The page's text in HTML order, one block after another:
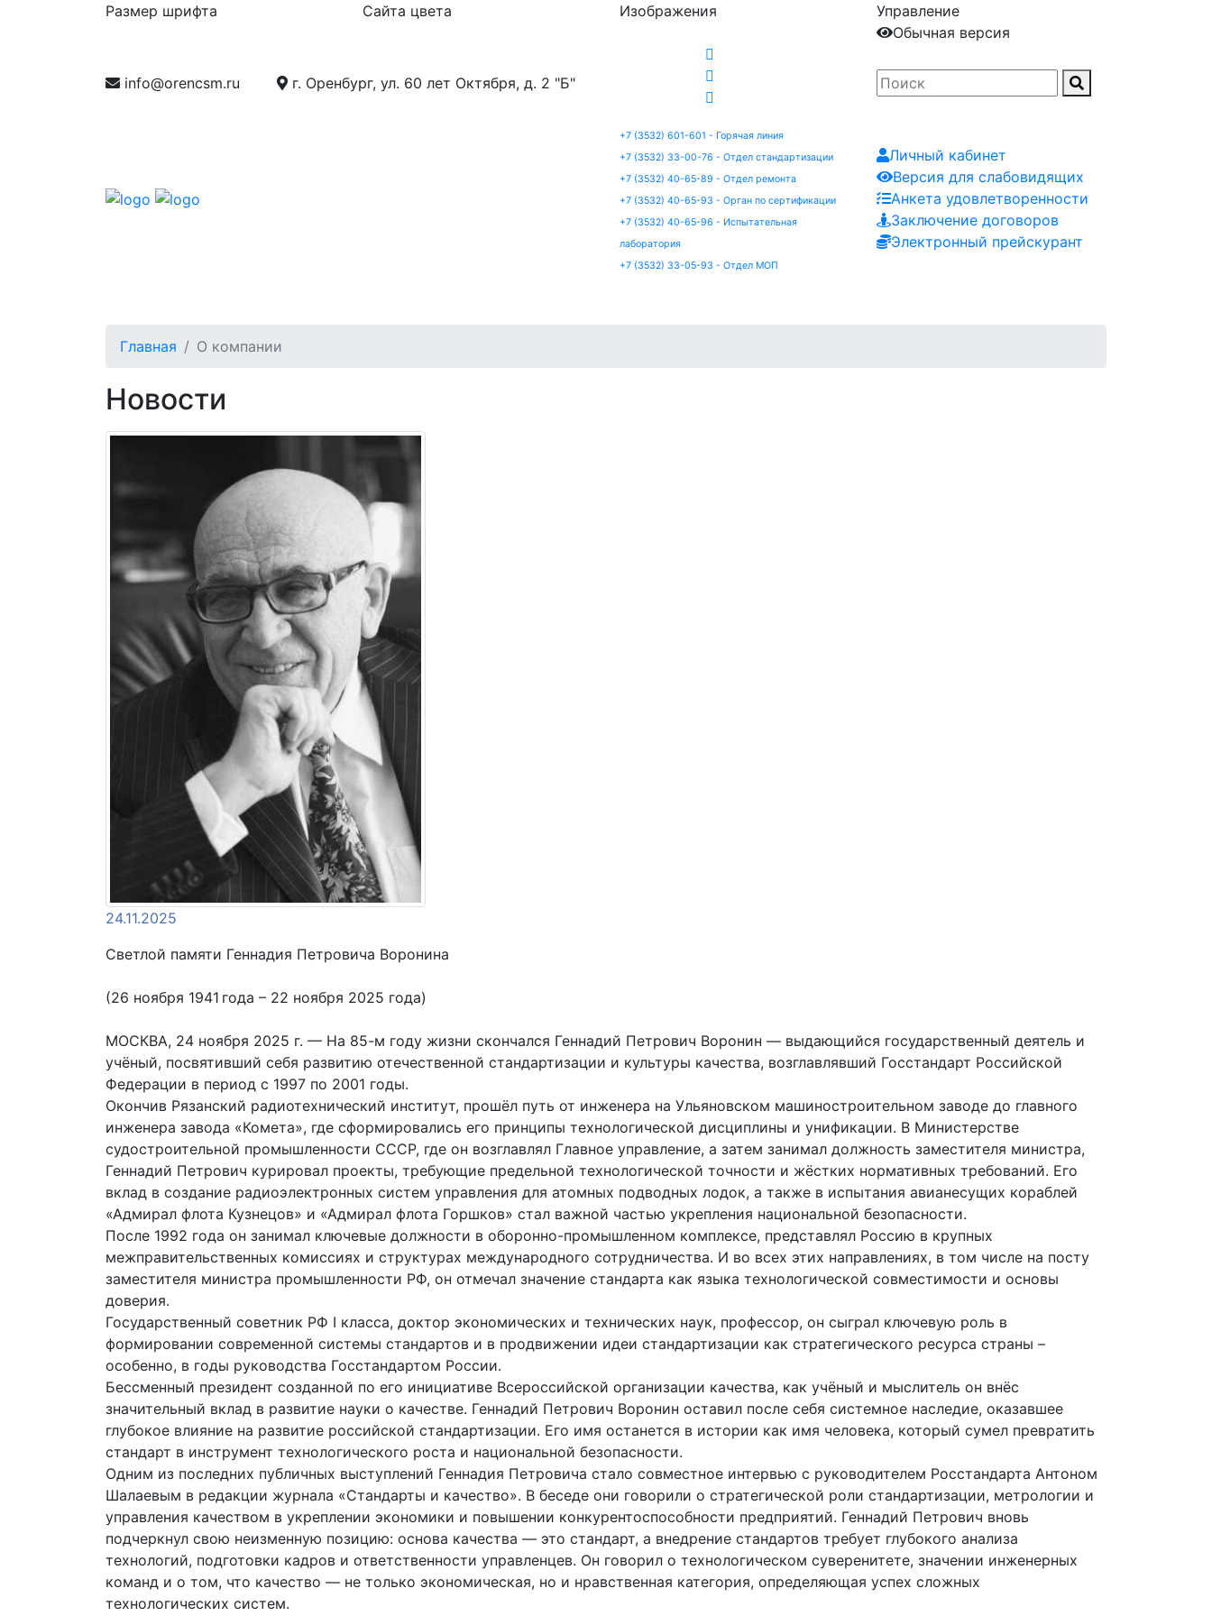
Размер шрифта Сайта цвета Изображения
Управление
Обычная версия
info@orencsm.ru г. Оренбург, ул. 60 лет Октября, д. 2 "Б"
+7 (3532) 601-601 - Горячая линия
+7 (3532) 33-00-76 - Отдел стандартизации
+7 (3532) 40-65-89 - Отдел ремонта
+7 (3532) 40-65-93 - Орган по сертификации
+7 (3532) 40-65-96 - Испытательная
лаборатория
+7 (3532) 33-05-93 - Отдел МОП
Личный кабинет
Версия для слабовидящих
Анкета удовлетворенности
Заключение договоров
Электронный прейскурант
Главная О компании
Новости
24.11.2025
Светлой памяти Геннадия Петровича Воронина
(26 ноября 1941 года – 22 ноября 2025 года)
МОСКВА, 24 ноября 2025 г. — На 85-м году жизни скончался Геннадий Петрович Воронин — выдающийся государственный деятель и
учёный, посвятивший себя развитию отечественной стандартизации и культуры качества, возглавлявший Госстандарт Российской
Федерации в период с 1997 по 2001 годы.
Окончив Рязанский радиотехнический институт, прошёл путь от инженера на Ульяновском машиностроительном заводе до главного
инженера завода «Комета», где сформировались его принципы технологической дисциплины и унификации. В Министерстве
судостроительной промышленности СССР, где он возглавлял Главное управление, а затем занимал должность заместителя министра,
Геннадий Петрович курировал проекты, требующие предельной технологической точности и жёстких нормативных требований. Его
вклад в создание радиоэлектронных систем управления для атомных подводных лодок, а также в испытания авианесущих кораблей
«Адмирал флота Кузнецов» и «Адмирал флота Горшков» стал важной частью укрепления национальной безопасности.
После 1992 года он занимал ключевые должности в оборонно-промышленном комплексе, представлял Россию в крупных
межправительственных комиссиях и структурах международного сотрудничества. И во всех этих направлениях, в том числе на посту
заместителя министра промышленности РФ, он отмечал значение стандарта как языка технологической совместимости и основы
доверия.
Государственный советник РФ I класса, доктор экономических и технических наук, профессор, он сыграл ключевую роль в
формировании современной системы стандартов и в продвижении идеи стандартизации как стратегического ресурса страны –
особенно, в годы руководства Госстандартом России.
Бессменный президент созданной по его инициативе Всероссийской организации качества, как учёный и мыслитель он внёс
значительный вклад в развитие науки о качестве. Геннадий Петрович Воронин оставил после себя системное наследие, оказавшее
глубокое влияние на развитие российской стандартизации. Его имя останется в истории как имя человека, который сумел превратить
стандарт в инструмент технологического роста и национальной безопасности.
Одним из последних публичных выступлений Геннадия Петровича стало совместное интервью с руководителем Росстандарта Антоном
Шалаевым в редакции журнала «Стандарты и качество». В беседе они говорили о стратегической роли стандартизации, метрологии и
управления качеством в укреплении экономики и повышении конкурентоспособности предприятий. Геннадий Петрович вновь
подчеркнул свою неизменную позицию: основа качества — это стандарт, а внедрение стандартов требует глубокого анализа
технологий, подготовки кадров и ответственности управленцев. Он говорил о технологическом суверенитете, значении инженерных
команд и о том, что качество — не только экономическая, но и нравственная категория, определяющая успех сложных
технологических систем.